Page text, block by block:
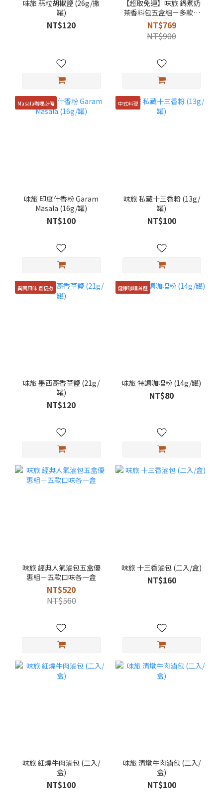
味旅 蒜粒胡椒鹽 (26g/撒
罐)
NT$120
【超取免運】味旅 鍋煮奶
茶香料包五盒組－多款口
味可選
NT$769
NT$900
Masala咖哩必備
味旅 印度什香粉 Garam
Masala (16g/罐)
NT$100
中式料理
味旅 私藏十三香粉 (13g/
罐)
NT$100
異國風味 直接撒
味旅 墨西哥香草鹽 (21g/
罐)
NT$120
健康咖哩首選
味旅 特調咖哩粉 (14g/罐)
NT$80
味旅 經典人氣滷包五盒優
惠組－五款口味各一盒
NT$520
NT$560
味旅 十三香滷包 (二入/盒)
NT$160
味旅 紅燒牛肉滷包 (二入/
盒)
NT$100
味旅 清燉牛肉滷包 (二入/
盒)
NT$100